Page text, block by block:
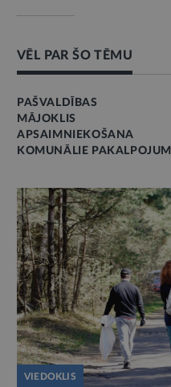
VĒL PAR ŠO TĒMU
PAŠVALDĪBAS
MĀJOKLIS
APSAIMNIEKOŠANA
KOMUNĀLIE PAKALPOJUMI
VIEDOKLIS